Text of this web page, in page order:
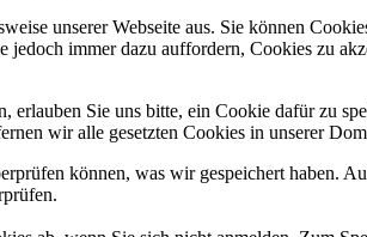
unserer Webseite aus. Sie können
immer dazu auffordern, Cookies zu
Sie uns bitte, ein Cookie dafür zu
wir alle gesetzten Cookies in unserer
können, was wir gespeichert haben.